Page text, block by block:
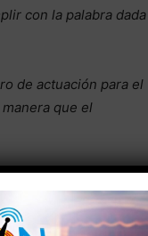
con la palabra dada
de actuación para el
que el
CF por su brillante
supone un nuevo